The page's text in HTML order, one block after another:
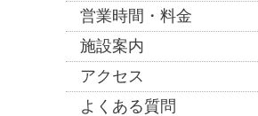
営業時間・料金
施設案内
アクセス
よくある質問